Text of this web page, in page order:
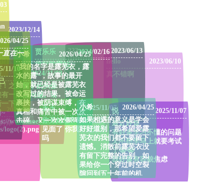
hello
2023/06/10
真不错啊
223 2023/06/13
08/04
库
术探
l
2023/08/28
体
2023/12/14
贾乐乐
2024/02/16
很好的网站。
2024/11/08
！之前留下的头像
有一点点问题。请
一下!
www.moeyao.cn/i
logo(2).png
玉玉
2025/11/07
你开始想和新的女孩子
见面了 你我不过尔尔 对
吗
悦
2025/11/07
最近好烦
有好多学习不懂的问题
又不想学马上就要考试
了😭😭
我好像有容貌焦虑
11/10
小希
2026/04/25
“我的名字是露芜衣，露
水的露”，故事的最开
始，就已经是被露芜衣
改写过的结果。被命运
裹挟，被阴谋束缚，在
真相和痛苦中被一次次
击碎，又一次次倔强的
站起；她面对苦难不屈
的眸光，是足够赤诚的
灵魂在闪闪发光；不低
头、不认输、不妥协，
不放弃，一次次回溯
中，露芜衣与命运的对
小希
2026/04/25
如果相遇的意义是学会
好好道别，那希望爱露
芜衣的我们都不要留下
遗憾。消散前露芜衣没
有留下完整的告别，如
果给你一个穿过时空裂
隙回到五十年前的机
会，你有什么话想对初
04/25
直在一